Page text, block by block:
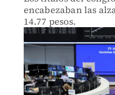
encabezaban las
14.77 pesos.